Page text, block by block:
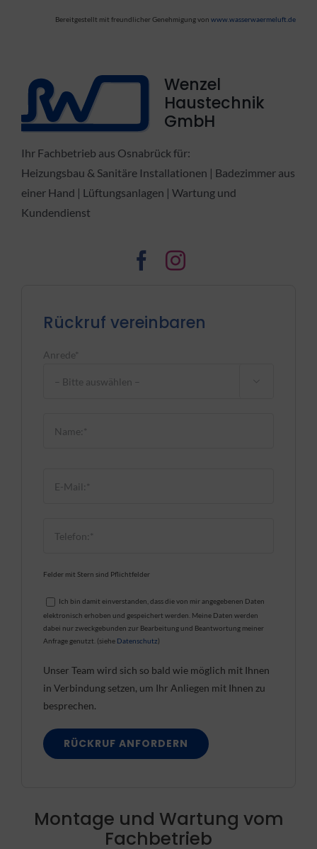
Bereitgestellt mit freundlicher Genehmigung vonwww.wasserwaermeluft.de
Wenzel
Haustechnik
GmbH
Ihr Fachbetrieb aus Osnabrück für:
Heizungsbau & Sanitäre Installationen | Badezimmer aus
einer Hand | Lüftungsanlagen | Wartung und
Kundendienst
Rückruf vereinbaren
Anrede*
Felder mit Stern sind Pflichtfelder
Ich bin damit einverstanden, dass die von mir angegebenen Daten
elektronisch erhoben und gespeichert werden. Meine Daten werden
dabei nur zweckgebunden zur Bearbeitung und Beantwortung meiner
Anfrage genutzt. (siehe Datenschutz)
Unser Team wird sich so bald wie möglich mit Ihnen
in Verbindung setzen, um Ihr Anliegen mit Ihnen zu
besprechen.
Montage und Wartung vom
Fachbetrieb